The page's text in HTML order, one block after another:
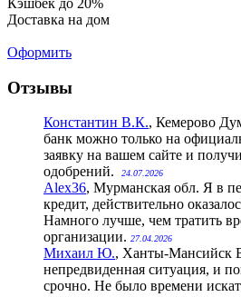
Кэшбек до 20%
Доставка на дом
Оформить
Отзывы
Константин В.К., Кемерово
банк можно только на
заявку на вашем сайте и
одобрений.
24.07.2026
Alex36, Мурманская обл. Я в
кредит, действительно
Намного лучше, чем тратить
организации. 27.04.2026
Михаил Ю., Ханты-Мансийск
непредвиденная ситуация, и
срочно. Не было времени